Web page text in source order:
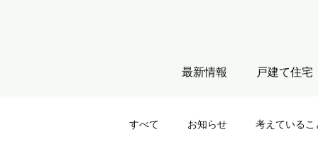
最新情報 戸建て住宅
すべて お知らせ 考えているこ